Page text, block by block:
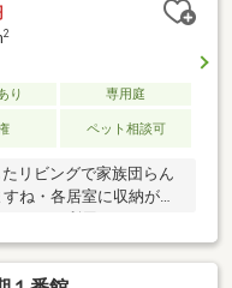
2
り
専用庭
ペット相談可
リビングで家族団らん
ね・各居室に収納がご
デニングなどお好きな
◇立地・木津川市立相楽